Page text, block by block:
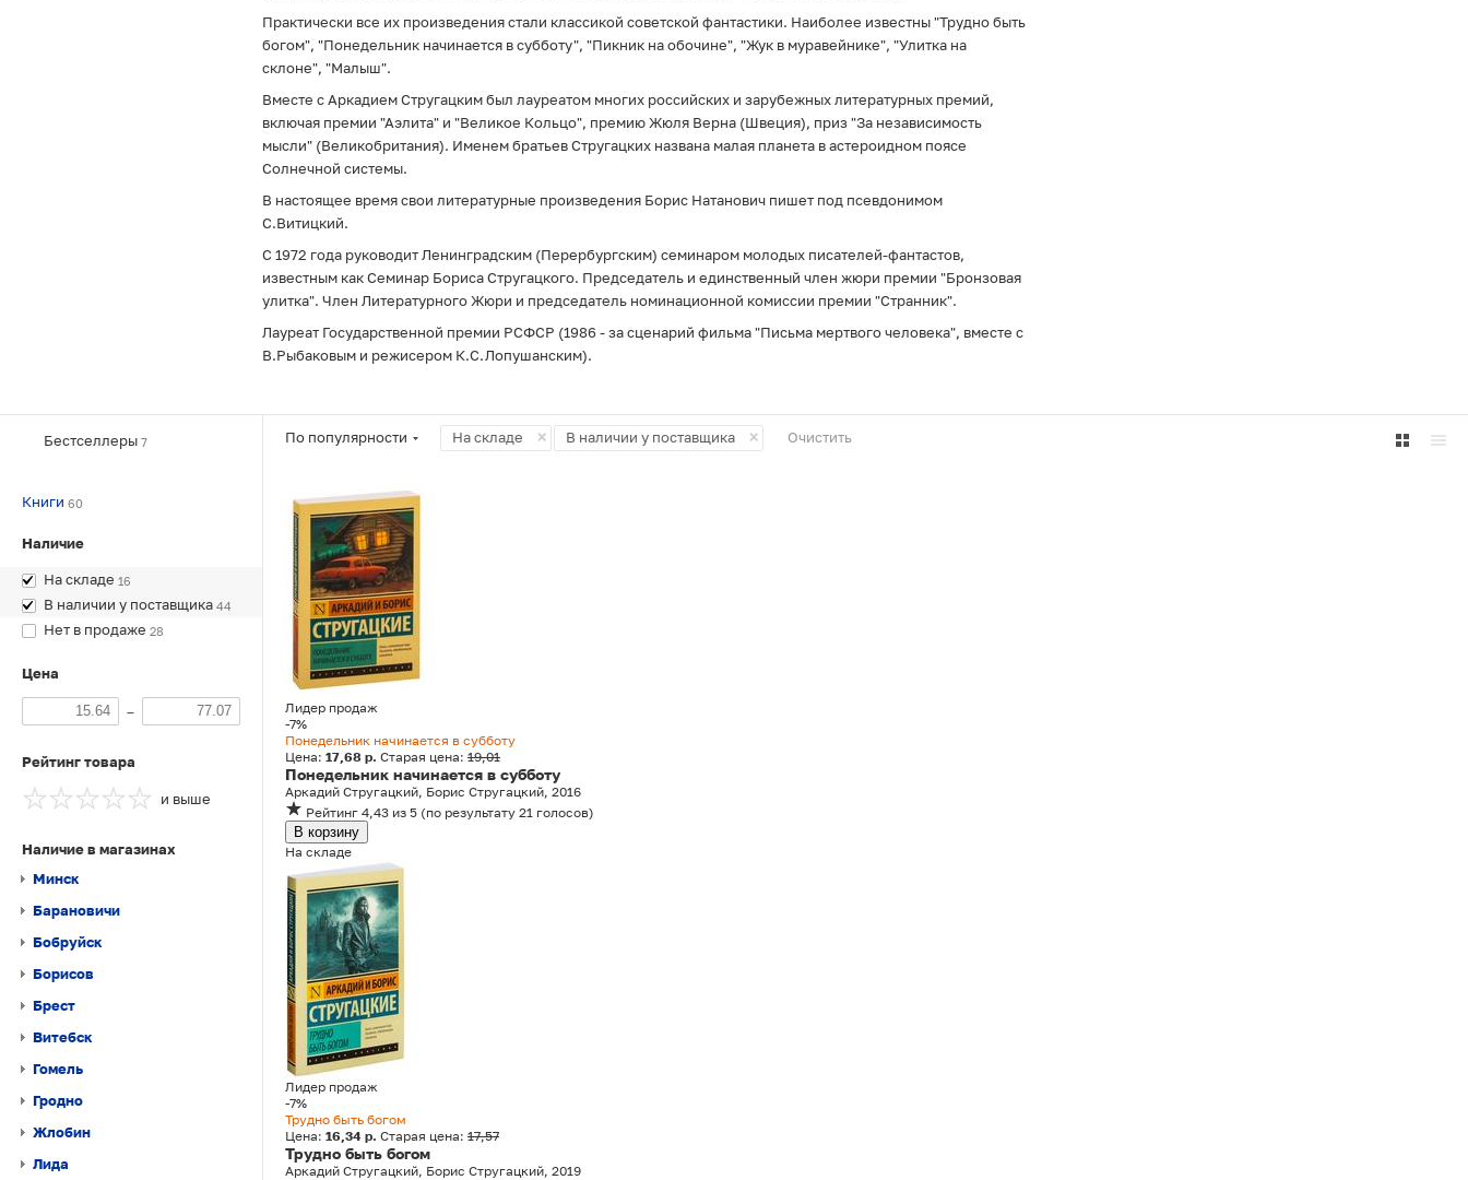
Практически все их произведения стали классикой советской фантастики. Наиболее известны "Трудно быть
богом", "Понедельник начинается в субботу", "Пикник на обочине", "Жук в муравейнике", "Улитка на
склоне", "Малыш".
Вместе с Аркадием Стругацким был лауреатом многих российских и зарубежных литературных премий,
включая премии "Аэлита" и "Великое Кольцо", премию Жюля Верна (Швеция), приз "За независимость
мысли" (Великобритания). Именем братьев Стругацких названа малая планета в астероидном поясе
Солнечной системы.
В настоящее время свои литературные произведения Борис Натанович пишет под псевдонимом
С.Витицкий.
С 1972 года руководит Ленинградским (Перербургским) семинаром молодых писателей-фантастов,
известным как Семинар Бориса Стругацкого. Председатель и единственный член жюри премии "Бронзовая
улитка". Член Литературного Жюри и председатель номинационной комиссии премии "Странник".
Лауреат Государственной премии РСФСР (1986 - за сценарий фильма "Письма мертвого человека", вместе с
В.Рыбаковым и режисером К.С.Лопушанским).
Бестселлеры 7
Книги 60
Наличие
На складе 16
В наличии у поставщика 44
Нет в продаже 28
Цена
–
Рейтинг товара
и выше
Наличие в магазинах
Минск
Барановичи
Бобруйск
Борисов
Брест
Витебск
Гомель
Гродно
Жлобин
Лида
По популярности ×
На складе ×
В наличии у поставщика Очистить
Лидер продаж
-7%
Понедельник начинается в субботу
Цена: 17,68 р. Старая цена: 19,01
Понедельник начинается в субботу
Аркадий Стругацкий, Борис Стругацкий, 2016
Рейтинг 4,43 из 5 (по результату 21 голосов)
В корзину
На складе
Лидер продаж
-7%
Трудно быть богом
Цена: 16,34 р. Старая цена: 17,57
Трудно быть богом
Аркадий Стругацкий, Борис Стругацкий, 2019